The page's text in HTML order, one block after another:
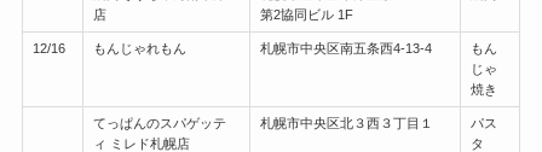
店
第2協同ビル 1F
12/16 もんじゃれもん 札幌市中央区南五条西4-13-4
もん
じゃ
焼き
てっぱんのスパゲッテ
ィ ミレド札幌店
札幌市中央区北３西３丁目１
パス
タ